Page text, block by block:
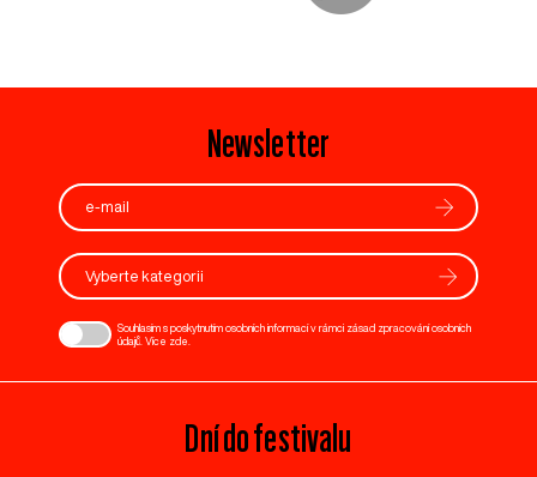
Newsletter
Vyberte kategorii
Souhlasím s poskytnutím osobních informací v rámci zásad zpracování osobních
údajů. Více zde
Dní do festivalu